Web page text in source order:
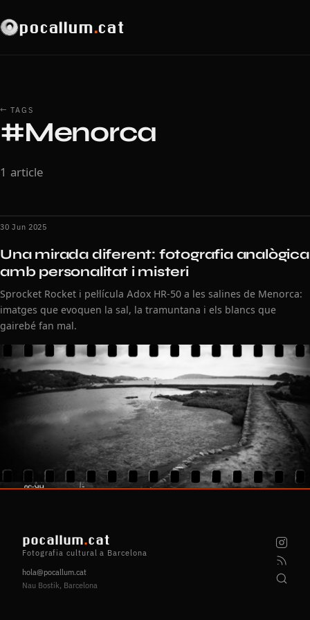
pocallum.cat
← TAGS
#Menorca
1 article
30 Jun 2025
Una mirada diferent: fotografia analògica
amb personalitat i misteri
Sprocket Rocket i pel·lícula Adox HR-50 a les salines de Menorca:
imatges que evoquen la sal, la tramuntana i els blancs que
gairebé fan mal.
pocallum.cat
Fotografia cultural a Barcelona
hola@pocallum.cat
Nau Bostik, Barcelona